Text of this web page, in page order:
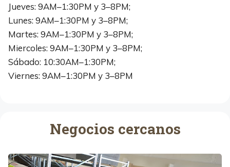
Jueves: 9AM–1:30PM y 3–8PM;
Lunes: 9AM–1:30PM y 3–8PM;
Martes: 9AM–1:30PM y 3–8PM;
Miercoles: 9AM–1:30PM y 3–8PM;
Sábado: 10:30AM–1:30PM;
Viernes: 9AM–1:30PM y 3–8PM
Negocios cercanos
M